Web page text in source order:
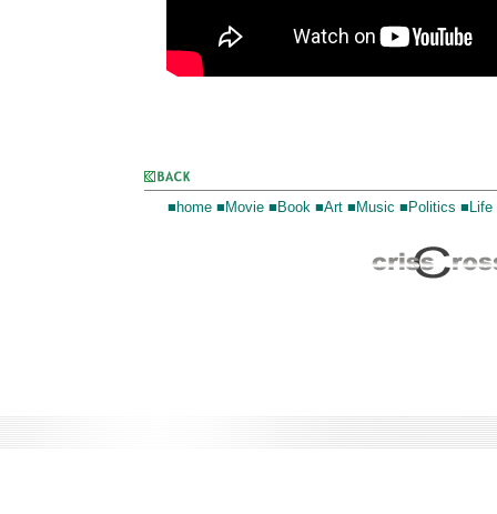
■home ■Movie ■Book ■Art ■Music ■Politics ■Life